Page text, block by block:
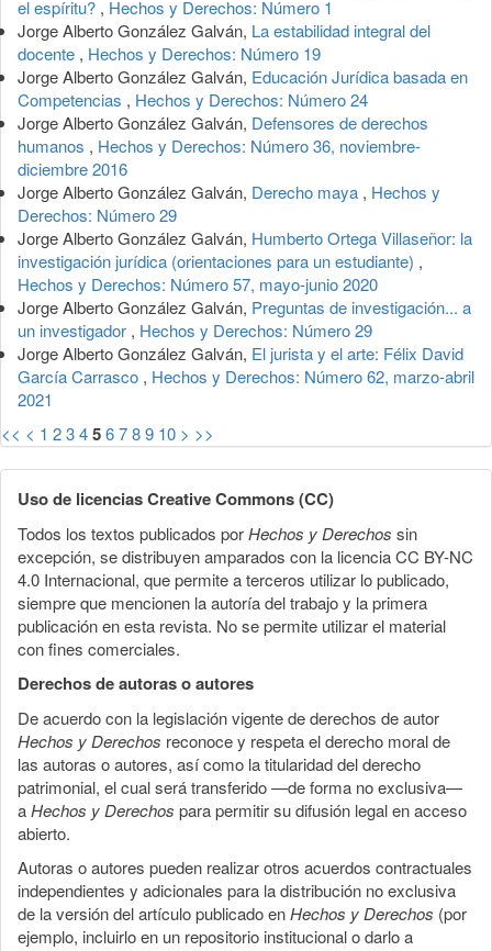
el espíritu? , Hechos y Derechos: Número 1
Jorge Alberto González Galván, La estabilidad integral del
docente , Hechos y Derechos: Número 19
Jorge Alberto González Galván, Educación Jurídica basada en
Competencias , Hechos y Derechos: Número 24
Jorge Alberto González Galván, Defensores de derechos
humanos , Hechos y Derechos: Número 36, noviembre-
diciembre 2016
Jorge Alberto González Galván, Derecho maya , Hechos y
Derechos: Número 29
Jorge Alberto González Galván, Humberto Ortega Villaseñor: la
investigación jurídica (orientaciones para un estudiante) ,
Hechos y Derechos: Número 57, mayo-junio 2020
Jorge Alberto González Galván, Preguntas de investigación... a
un investigador , Hechos y Derechos: Número 29
Jorge Alberto González Galván, El jurista y el arte: Félix David
García Carrasco , Hechos y Derechos: Número 62, marzo-abril
2021
<< < 1 23456789 10 > >>
Uso de licencias Creative Commons (CC)
Todos los textos publicados porHechos y Derechos sin
excepción, se distribuyen amparados con la licencia CC BY-NC
4.0 Internacional, que permite a terceros utilizar lo publicado,
siempre que mencionen la autoría del trabajo y la primera
publicación en esta revista. No se permite utilizar el material
con fines comerciales.
Derechos de autoras o autores
De acuerdo con la legislación vigente de derechos de autor
Hechos y Derechos reconoce y respeta el derecho moral de
las autoras o autores, así como la titularidad del derecho
patrimonial, el cual será transferido —de forma no exclusiva—
aHechos y Derechos para permitir su difusión legal en acceso
abierto.
Autoras o autores pueden realizar otros acuerdos contractuales
independientes y adicionales para la distribución no exclusiva
de la versión del artículo publicado enHechos y Derechos (por
ejemplo, incluirlo en un repositorio institucional o darlo a